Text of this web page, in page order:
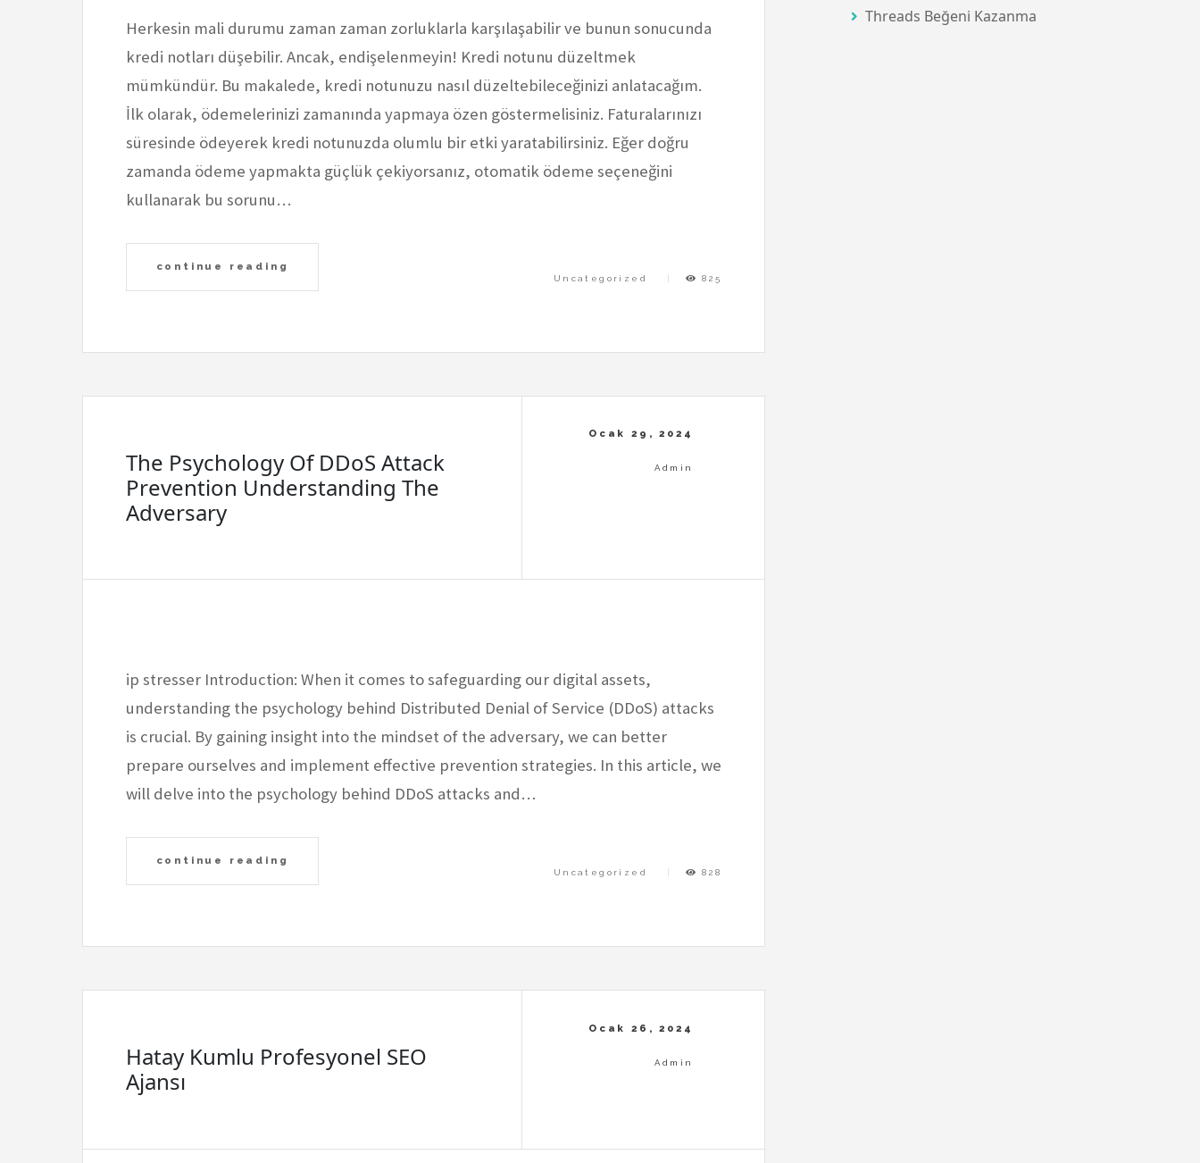
Herkesin mali durumu zaman zaman zorluklarla karşılaşabilir ve bunun sonucunda
kredi notları düşebilir. Ancak, endişelenmeyin! Kredi notunu düzeltmek
mümkündür. Bu makalede, kredi notunuzu nasıl düzeltebileceğinizi anlatacağım.
İlk olarak, ödemelerinizi zamanında yapmaya özen göstermelisiniz. Faturalarınızı
süresinde ödeyerek kredi notunuzda olumlu bir etki yaratabilirsiniz. Eğer doğru
zamanda ödeme yapmakta güçlük çekiyorsanız, otomatik ödeme seçeneğini
kullanarak bu sorunu…
continue reading
Uncategorized 825
The Psychology Of DDoS Attack
Prevention Understanding The
Adversary
ip stresser Introduction: When it comes to safeguarding our digital assets,
understanding the psychology behind Distributed Denial of Service (DDoS) attacks
is crucial. By gaining insight into the mindset of the adversary, we can better
prepare ourselves and implement effective prevention strategies. In this article, we
will delve into the psychology behind DDoS attacks and…
continue reading
Uncategorized 828
Hatay Kumlu Profesyonel SEO
Ajansı
Threads Beğeni Kazanma